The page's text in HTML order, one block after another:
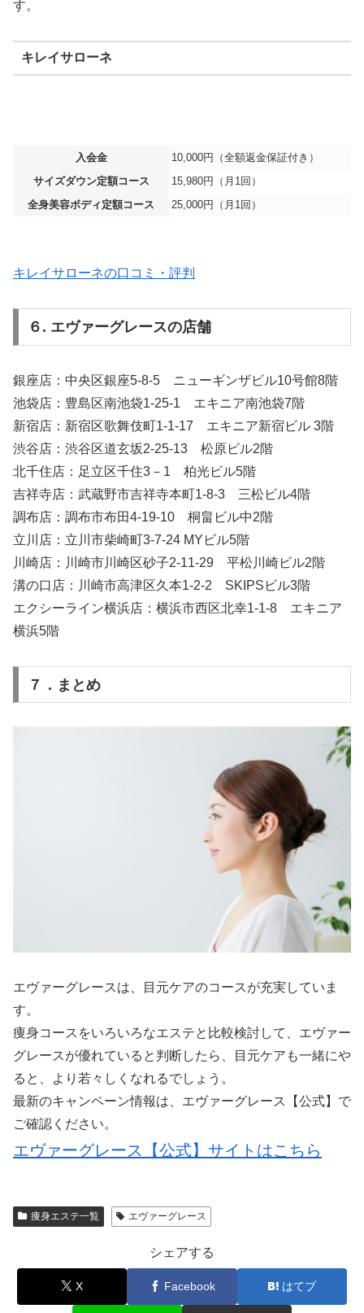
す。
キレイサローネ
入会金
10,000円（全額返金保証付き）
サイズダウン定額コース
15,980円（月1回）
全身美容ボディ定額コース
25,000円（月1回）
キレイサローネの口コミ・評判
６. エヴァーグレースの店舗
銀座店：中央区銀座5-8-5 ニューギンザビル10号館8階
池袋店：豊島区南池袋1-25-1 エキニア南池袋7階
新宿店：新宿区歌舞伎町1-1-17 エキニア新宿ビル 3階
渋谷店：渋谷区道玄坂2-25-13 松原ビル2階
北千住店：足立区千住3－1 柏光ビル5階
吉祥寺店：武蔵野市吉祥寺本町1-8-3 三松ビル4階
調布店：調布市布田4-19-10 桐畠ビル中2階
立川店：立川市柴崎町3-7-24 MYビル5階
川崎店：川崎市川崎区砂子2-11-29 平松川崎ビル2階
溝の口店：川崎市高津区久本1-2-2 SKIPSビル3階
エクシーライン横浜店：横浜市西区北幸1-1-8 エキニア
横浜5階
７．まとめ
エヴァーグレースは、目元ケアのコースが充実していま
す。
痩身コースをいろいろなエステと比較検討して、エヴァー
グレースが優れていると判断したら、目元ケアも一緒にや
ると、より若々しくなれるでしょう。
最新のキャンペーン情報は、エヴァーグレース【公式】で
ご確認ください。
エヴァーグレース【公式】サイトはこちら
痩身エステ一覧 エヴァーグレース
シェアする
X Facebook はてブ